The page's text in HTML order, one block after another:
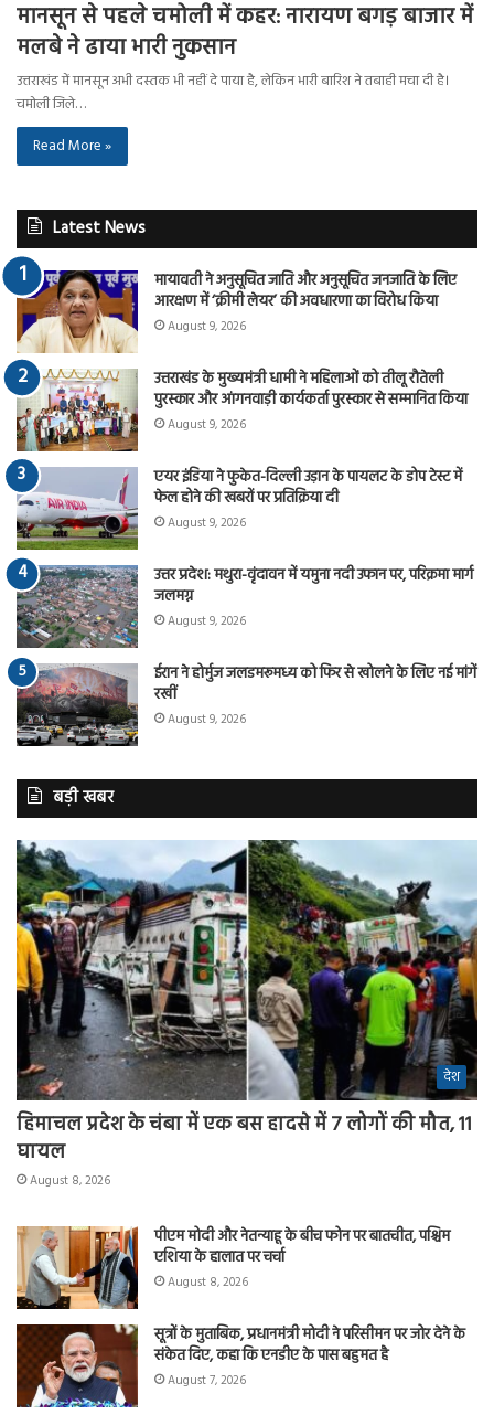
मानसून से पहले चमोली में कहर: नारायण बगड़ बाजार में
मलबे ने ढाया भारी नुकसान
उत्तराखंड में मानसून अभी दस्तक भी नहीं दे पाया है, लेकिन भारी बारिश ने तबाही मचा दी है।
चमोली जिले…
Read More »
Latest News
मायावती ने अनुसूचित जाति और अनुसूचित जनजाति के लिए
आरक्षण में ‘क्रीमी लेयर’ की अवधारणा का विरोध किया
August 9, 2026
उत्तराखंड के मुख्यमंत्री धामी ने महिलाओं को तीलू रौतेली
पुरस्कार और आंगनवाड़ी कार्यकर्ता पुरस्कार से सम्मानित किया
August 9, 2026
एयर इंडिया ने फुकेत-दिल्ली उड़ान के पायलट के डोप टेस्ट में
फेल होने की खबरों पर प्रतिक्रिया दी
August 9, 2026
उत्तर प्रदेश: मथुरा-वृंदावन में यमुना नदी उफान पर, परिक्रमा मार्ग
जलमग्न
August 9, 2026
ईरान ने होर्मुज जलडमरूमध्य को फिर से खोलने के लिए नई मांगें
रखीं
August 9, 2026
बड़ी खबर
देश
हिमाचल प्रदेश के चंबा में एक बस हादसे में 7 लोगों की मौत, 11
घायल
August 8, 2026
पीएम मोदी और नेतन्याहू के बीच फोन पर बातचीत, पश्चिम
एशिया के हालात पर चर्चा
August 8, 2026
सूत्रों के मुताबिक, प्रधानमंत्री मोदी ने परिसीमन पर जोर देने के
संकेत दिए, कहा कि एनडीए के पास बहुमत है
August 7, 2026